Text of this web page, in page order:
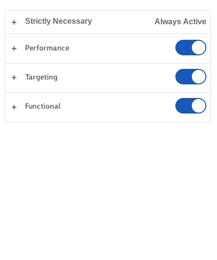
Strictly Necessary Always Active
Performance
Targeting
Functional